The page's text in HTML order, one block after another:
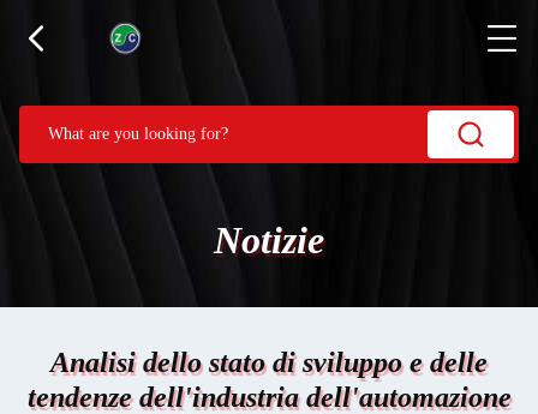
Notizie
Analisi dello stato di sviluppo e delle
tendenze dell'industria dell'automazione